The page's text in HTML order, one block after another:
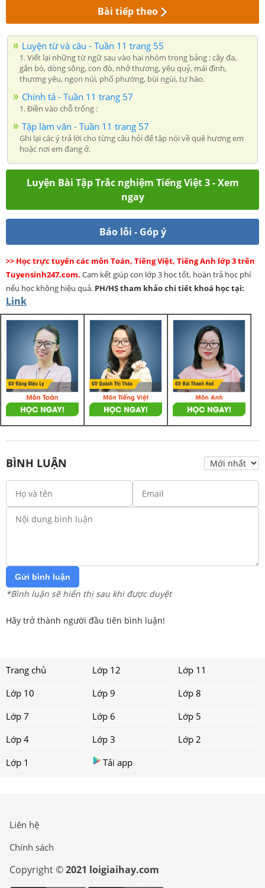
Bài tiếp theo
Luyện từ và câu - Tuần 11 trang 55
1. Viết lại những từ ngữ sau vào hai nhóm trong bảng : cây đa,
gắn bó, dòng sông, con đò, nhở thương, yêu quỷ, mái đình,
thương yêu, ngọn núi, phố phường, bùi ngùi, tự hào.
Chính tả - Tuần 11 trang 57
1. Điền vào chỗ trống :
Tập làm văn - Tuần 11 trang 57
Ghi lại các ý trả lời cho từng câu hỏi để tập nói về quê hương em
hoặc nơi em đang ở.
Luyện Bài Tập Trắc nghiệm Tiếng Việt 3 - Xem
ngay
Báo lỗi - Góp ý
>> Học trực tuyến các môn Toán, Tiếng Việt, Tiếng Anh lớp 3 trên
Tuyensinh247.com. Cam kết giúp con lớp 3 học tốt, hoàn trả học phí
nếu học không hiệu quả. PH/HStham khảo chi tiết khoá học tại:
Link
BÌNH LUẬN
Gửi bình luận
*Bình luận sẽ hiển thị sau khi được duyệt
Hãy trở thành người đầu tiên bình luận!
Trang chủ Lớp 12
Lớp 11
Lớp 10
Lớp 9
Lớp 8
Lớp 7
Lớp 6
Lớp 5
Lớp 4
Lớp 3
Lớp 2
Lớp 1
Tải app
Liên hệ
Chính sách
Copyright ©2021 loigiaihay.com